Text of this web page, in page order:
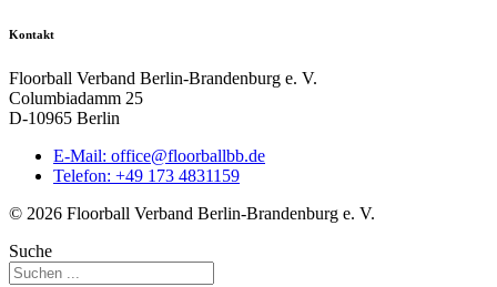
Kontakt
Floorball Verband Berlin-Brandenburg e. V.
Columbiadamm 25
D-10965 Berlin
E-Mail: ed.bbllabroolf@eciffo
Telefon: +49 173 4831159
© 2026 Floorball Verband Berlin-Brandenburg e. V.
Suche